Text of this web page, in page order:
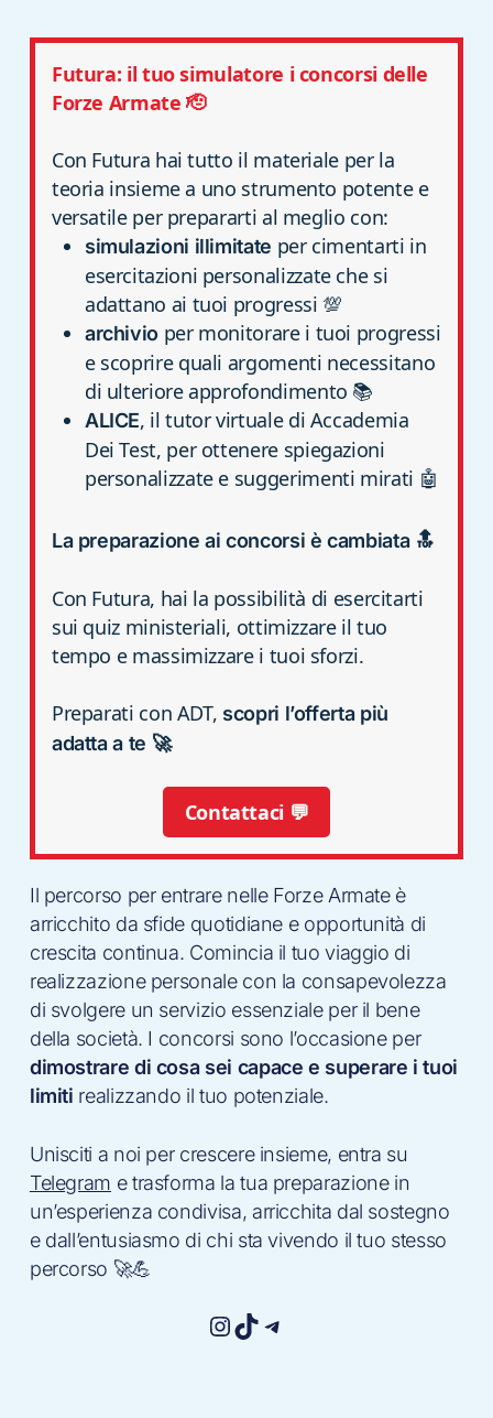
Futura: il tuo simulatore i concorsi delle
Forze Armate 🫡
Con Futura hai tutto il materiale per la
teoria insieme a uno strumento potente e
versatile per prepararti al meglio con:
simulazioni illimitate per cimentarti in
esercitazioni personalizzate che si
adattano ai tuoi progressi 💯
archivio per monitorare i tuoi progressi
e scoprire quali argomenti necessitano
di ulteriore approfondimento 📚
ALICE, il tutor virtuale di Accademia
Dei Test, per ottenere spiegazioni
personalizzate e suggerimenti mirati 🤖
La preparazione ai concorsi è cambiata 🔝
Con Futura, hai la possibilità di esercitarti
sui quiz ministeriali, ottimizzare il tuo
tempo e massimizzare i tuoi sforzi.
Preparati con ADT, scopri l’offerta più
adatta a te 🚀
Contattaci 💬
Il percorso per entrare nelle Forze Armate è
arricchito da sfide quotidiane e opportunità di
crescita continua. Comincia il tuo viaggio di
realizzazione personale con la consapevolezza
di svolgere un servizio essenziale per il bene
della società. I concorsi sono l’occasione per
dimostrare di cosa sei capace e superare i tuoi
limiti realizzando il tuo potenziale.
Unisciti a noi per crescere insieme, entra su
Telegram e trasforma la tua preparazione in
un’esperienza condivisa, arricchita dal sostegno
e dall’entusiasmo di chi sta vivendo il tuo stesso
percorso 🚀💪
Instagram
TikTok
Telegram